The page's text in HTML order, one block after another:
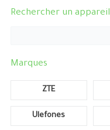
Rechercher un appareil
Marques
ZTE
Ulefones